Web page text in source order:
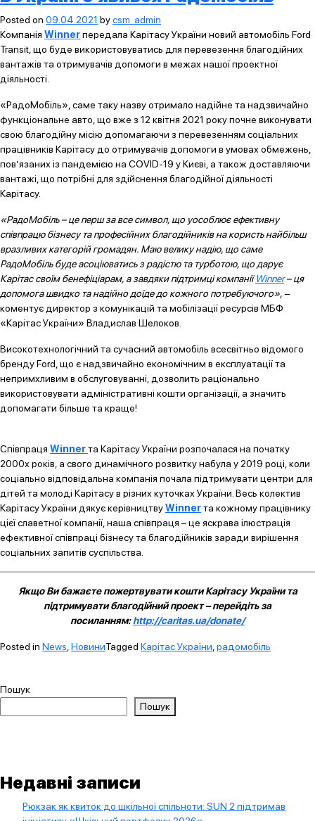
Posted on 09.04.2021 bycsm_admin
Компанія Winnerпередала Карітасу України новий автомобіль Ford
Transit, що буде використовуватись для перевезення благодійних
вантажів та отримувачів допомоги в межах нашої проектної
діяльності.
«РадоМобіль», саме таку назву отримало надійне та надзвичайно
функціональне авто, що вже з 12 квітня 2021 року почне виконувати
свою благодійну місію допомагаючи з перевезенням соціальних
працівників Карітасу до отримувачів допомоги в умовах обмежень,
пов’язаних із пандемією на COVID-19 у Києві, а також доставляючи
вантажі, що потрібні для здійснення благодійної діяльності
Карітасу.
«РадоМобіль – це перш за все символ, що уособлює ефективну
співпрацю бізнесу та професійних благодійників на користь найбільш
вразливих категорій громадян. Маю велику надію, що саме
РадоМобіль буде асоціюватись з радістю та турботою, що дарує
Карітас своїм бенефіціарам, а завдяки підтримці компаніїWinner– ця
допомога швидко та надійно доїде до кожного потребуючого», –
коментує директор з комунікацій та мобілізації ресурсів МБФ
«Карітас України» Владислав Шелоков.
Високотехнологічний та сучасний автомобіль всесвітньо відомого
бренду Ford, що є надзвичайно економічним в експлуатації та
непримхливим в обслуговуванні, дозволить раціонально
використовувати адміністративні кошти організації, а значить
допомагати більше та краще!
Співпраця Winnerта Карітасу України розпочалася на початку
2000х років, а свого динамічного розвитку набула у 2019 році, коли
соціально відповідальна компанія почала підтримувати центри для
дітей та молоді Карітасу в різних куточках України. Весь колектив
Карітасу України дякує керівництвуWinnerта кожному працівнику
цієї славетної компанії, наша співпраця – це яскрава ілюстрація
ефективної співпраці бізнесу та благодійників заради вирішення
соціальних запитів суспільства.
Якщо Ви бажаєте пожертвувати кошти Карітасу України та
підтримувати благодійний проект – перейдіть за
посиланням:http://caritas.ua/donate/
Posted in News НовиниTagged Карітас України радомобіль
Пошук
Пошук
Недавні записи
Рюкзак як квиток до шкільної спільноти: SUN 2 підтримав